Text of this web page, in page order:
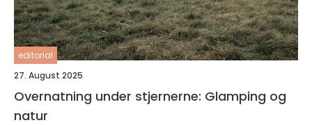
editorial
27. August 2025
Overnatning under stjernerne: Glamping og
natur